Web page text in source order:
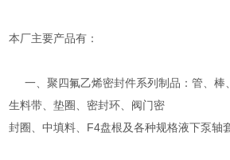
本厂主要产品有：
一、聚四氟乙烯密封件系列制品：管、棒
生料带、垫圈、密封环、阀门密
封圈、中填料、F4盘根及各种规格液下泵轴